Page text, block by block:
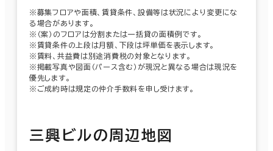
※募集フロアや面積、賃貸条件、設備等は状況により変更にな
る場合があります。
※（案）のフロアは分割または一括貸の面積例です。
※賃貸条件の上段は月額、下段は坪単価を表示します。
※賃料、共益費は別途消費税の対象となります。
※掲載写真や図面（パース含む）が現況と異なる場合は現況を
優先します。
※ご成約時は規定の仲介手数料を申し受けます。
三興ビルの周辺地図